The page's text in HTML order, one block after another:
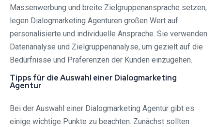
Massenwerbung und breite Zielgruppenansprache setzen,
legen Dialogmarketing Agenturen großen Wert auf
personalisierte und individuelle Ansprache. Sie verwenden
Datenanalyse und Zielgruppenanalyse, um gezielt auf die
Bedürfnisse und Präferenzen der Kunden einzugehen.
Tipps für die Auswahl einer Dialogmarketing
Agentur
Bei der Auswahl einer Dialogmarketing Agentur gibt es
einige wichtige Punkte zu beachten. Zunächst sollten